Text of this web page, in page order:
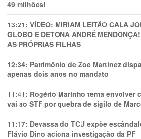
49 milhões!
13:21: VÍDEO: MIRIAM LEITÃO CALA
GLOBO E DETONA ANDRÉ
AS PRÓPRIAS FILHAS
12:34: Patrimônio de Zoe Martínez
apenas dois anos no mandato
11:41: Rogério Marinho tenta envolver
vai ao STF por quebra de sigilo de
11:17: Devassa do TCU expõe
Flávio Dino aciona investigação da PF